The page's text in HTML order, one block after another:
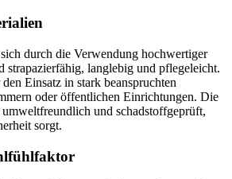
durch die Verwendung hochwertiger
strapazierfähig, langlebig und pflegeleicht.
Einsatz in stark beanspruchten
oder öffentlichen Einrichtungen. Die
und schadstoffgeprüft,
sorgt.